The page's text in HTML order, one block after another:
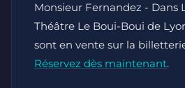
Monsieur Fernandez - Dans
Théâtre Le Boui-Boui de
sont en vente sur la
Réservez dès maintenant.